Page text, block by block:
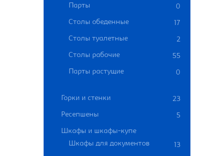
Парты 0
Столы обеденные 17
Столы туалетные 2
Столы рабочие 55
Парты растущие 0
Горки и стенки 23
Ресепшены 5
Шкафы и шкафы-купе
Шкафы для документов
13